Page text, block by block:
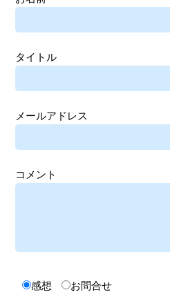
タイトル
メールアドレス
コメント
感想 お問合せ